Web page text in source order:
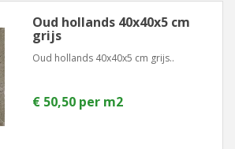
Oud hollands 40x40x5 cm
grijs
Oud hollands 40x40x5 cm grijs..
€ 50,50 per m2